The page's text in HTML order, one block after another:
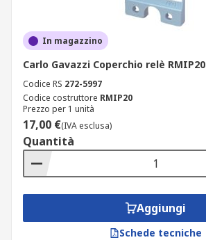
In magazzino
Carlo Gavazzi Coperchio relè RMIP20
Codice RS 272-5997
Codice costruttore RMIP20
Prezzo per 1 unità
17,00 €(IVA esclusa)
Quantità
Aggiungi
Schede tecniche